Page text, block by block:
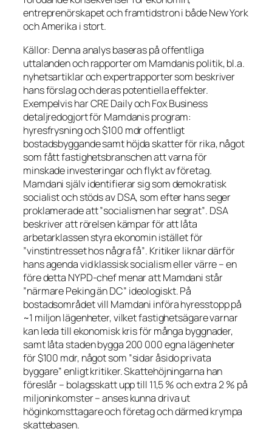
entreprenörskapet och framtidstron i både New York
och Amerika i stort.
Källor: Denna analys baseras på offentliga
uttalanden och rapporter om Mamdanis politik, bl.a.
nyhetsartiklar och expertrapporter som beskriver
hans förslag och deras potentiella effekter.
Exempelvis harCRE DailyochFox Business
detaljredogjort för Mamdanis program:
hyresfrysning och $100 mdr offentligt
bostadsbyggande samt höjda skatter för rika, något
som fått fastighetsbranschen att varna för
minskade investeringar och flykt av företag.
Mamdani själv identifierar sig somdemokratisk
socialistoch stöds av DSA, som efter hans seger
proklamerade att”socialismen har segrat”. DSA
beskriver att rörelsen kämpar för att låta
arbetarklassen styra ekonomin istället för
”vinstintresset hos några få”. Kritiker liknar därför
hans agenda vid klassisk socialism eller värre – en
före detta NYPD-chef menar att Mamdani står
”närmare Peking än DC” ideologiskt. På
bostadsområdet vill Mamdani införa hyresstopp på
~1 miljon lägenheter, vilket fastighetsägare varnar
kan leda till ekonomisk kris för många byggnader,
samt låta staden bygga 200 000 egna lägenheter
för $100 mdr, något som ”sidar åsido privata
byggare”enligt kritiker. Skattehöjningarna han
föreslår – bolagsskatt upp till 11,5 % och extra 2 % på
miljoninkomster – anses kunna driva ut
höginkomsttagare och företag och därmed krympa
skattebasen.